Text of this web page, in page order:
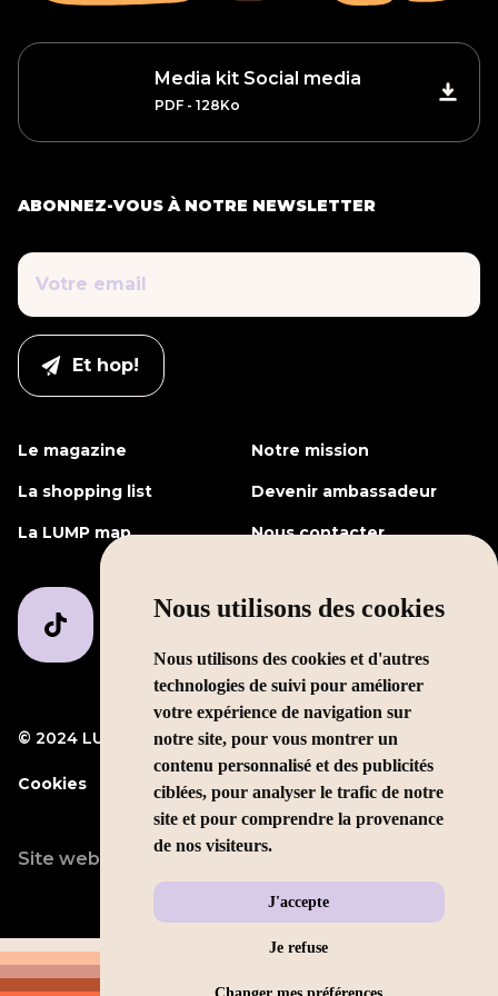
Nous utilisons des cookies
Nous utilisons des cookies et d'autres
technologies de suivi pour améliorer
votre expérience de navigation sur
notre site, pour vous montrer un
contenu personnalisé et des publicités
ciblées, pour analyser le trafic de notre
site et pour comprendre la provenance
de nos visiteurs.
J'accepte
Je refuse
Media kit Social media
PDF - 128Ko
ABONNEZ-VOUS À NOTRE NEWSLETTER
Le magazine Notre mission
La shopping list Devenir ambassadeur
La LUMP map Nous contacter
© 2024 LUMP Media Mentions légales
Cookies
Site web conçu par LEOLEO